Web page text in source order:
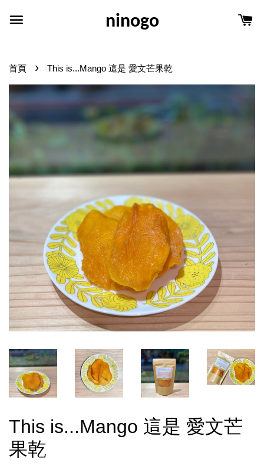
ninogo
首頁 › This is...Mango 這是 愛文芒果乾
This is...Mango 這是 愛文芒
果乾